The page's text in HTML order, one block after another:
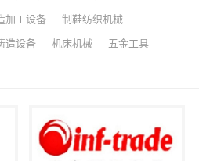
加工设备 制鞋纺织机械
造设备 机床机械 五金工具